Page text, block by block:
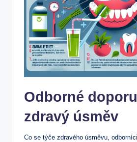
Odborné
zdravý úsměv
Co se týče zdravého úsměvu,